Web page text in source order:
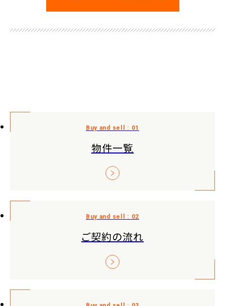
物件一覧
ご契約の流れ